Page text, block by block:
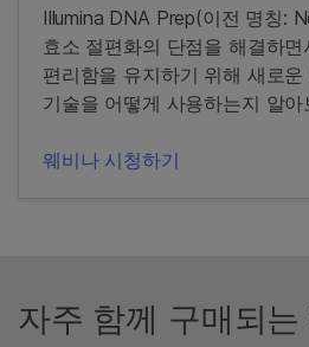
Illumina DNA Prep(이전 명칭:
효소 절편화의 단점을 해결하
편리함을 유지하기 위해 새로
기술을 어떻게 사용하는지 알아
웨비나 시청하기
자주 함께 구매되는